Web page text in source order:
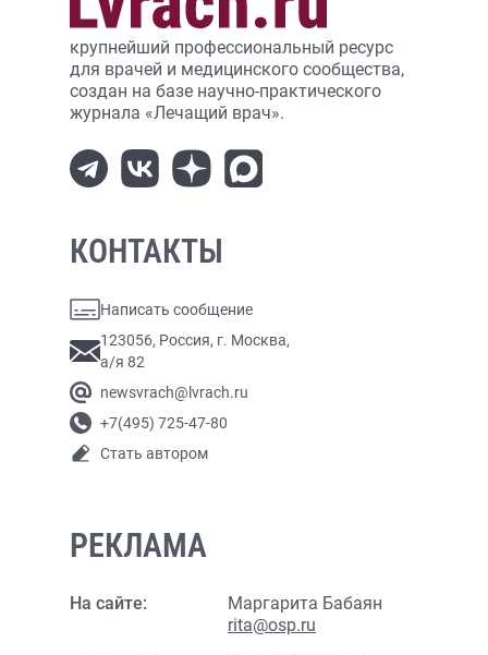
крупнейший профессиональный ресурс
для врачей и медицинского сообщества,
создан на базе научно-практического
журнала «Лечащий врач».
КОНТАКТЫ
Написать сообщение
123056, Россия, г. Москва,
а/я 82
newsvrach@lvrach.ru
+7(495) 725-47-80
Стать автором
РЕКЛАМА
На сайте:
Маргарита Бабаян
rita@osp.ru